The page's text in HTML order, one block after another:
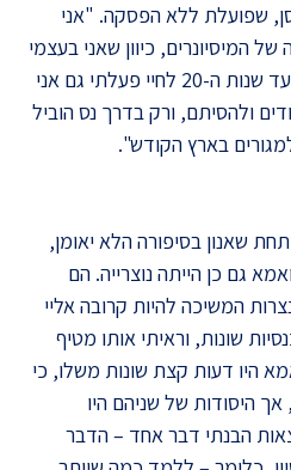
שפועלת ללא הפסקה. "אני
המיסיונרים, כיוון שאני בעצמי
הגעתי משם", היא מפתיעה, "עד שנות ה-20 לחיי פעלתי גם אני
ולהסיתם, ורק בדרך נס הוביל
בארץ הקודש".
שאנון בסיפורה הלא יאומן,
גם כן הייתה נוצרייה. הם
המשיכה להיות קרובה אליי
שונות, וראיתי אותו מטיף
היו דעות קצת שונות משלו, כי
היסודות של שניהם היו
הבנתי דבר אחד – הדבר